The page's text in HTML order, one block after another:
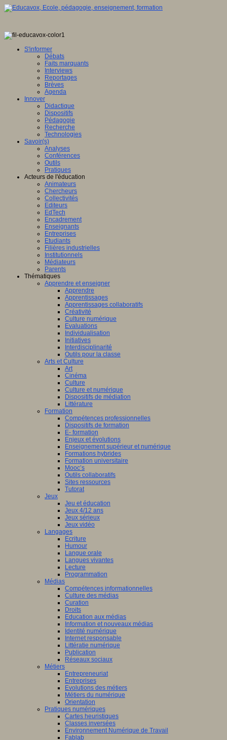
S'informer
Débats
Faits marquants
Interviews
Reportages
Brèves
Agenda
Innover
Didactique
Dispositifs
Pédagogie
Recherche
Technologies
Savoir(s)
Analyses
Conférences
Outils
Pratiques
Acteurs de l'éducation
Animateurs
Chercheurs
Collectivités
Editeurs
EdTech
Encadrement
Enseignants
Entreprises
Etudiants
Filières industrielles
Institutionnels
Médiateurs
Parents
Thématiques
Apprendre et enseigner
Apprendre
Apprentissages
Apprentissages collaboratifs
Créativité
Culture numérique
Evaluations
Individualisation
Initiatives
Interdisciplinarité
Outils pour la classe
Arts et Culture
Art
Cinéma
Culture
Culture et numérique
Dispositifs de médiation
Littérature
Formation
Compétences professionnelles
Dispositifs de formation
E- formation
Enjeux et évolutions
Enseignement supérieur et numérique
Formations hybrides
Formation universitaire
Mooc’s
Outils collaboratifs
Sites ressources
Tutorat
Jeux
Jeu et éducation
Jeux 4/12 ans
Jeux sérieux
Jeux vidéo
Langages
Ecriture
Humour
Langue orale
Langues vivantes
Lecture
Programmation
Médias
Compétences informationnelles
Culture des médias
Curation
Droits
Education aux médias
Information et nouveaux médias
Identité numérique
Internet responsable
Littératie numérique
Publication
Réseaux sociaux
Métiers
Entrepreneuriat
Entreprises
Evolutions des métiers
Métiers du numérique
Orientation
Pratiques numériques
Cartes heuristiques
Classes inversées
Environnement Numérique de Travail
Fablab